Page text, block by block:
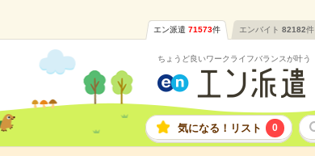
エン派遣 71573件 エンバイト 82182件
ちょうど良いワークライフバランスが叶う
気になる！リスト 0